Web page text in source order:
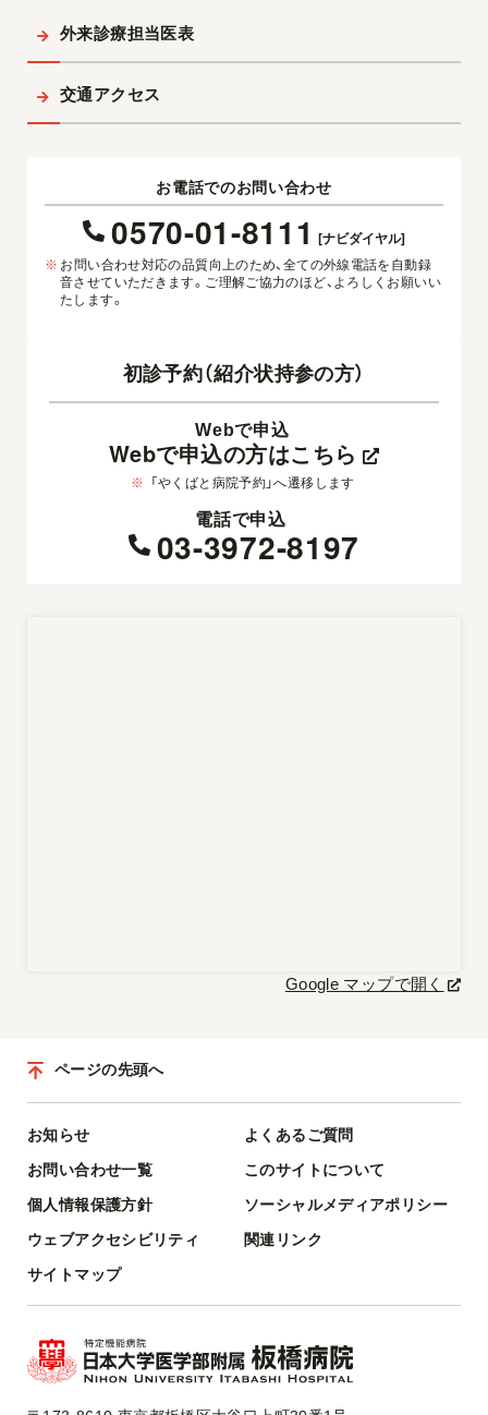
外来診療担当医表
交通アクセス
お電話でのお問い合わせ
0570-01-8111 [ナビダイヤル]
※ お問い合わせ対応の品質向上のため、全ての外線電話を自動録
音させていただきます。ご理解ご協力のほど、よろしくお願いい
たします。
初診予約（紹介状持参の方）
Webで申込
Webで申込の方はこちら
※ 「やくばと病院予約」へ遷移します
電話で申込
03-3972-8197
Google マップで開く
お知らせ
よくあるご質問
お問い合わせ一覧
このサイトについて
個人情報保護方針
ソーシャルメディアポリシー
ウェブアクセシビリティ
関連リンク
サイトマップ
ページの先頭へ